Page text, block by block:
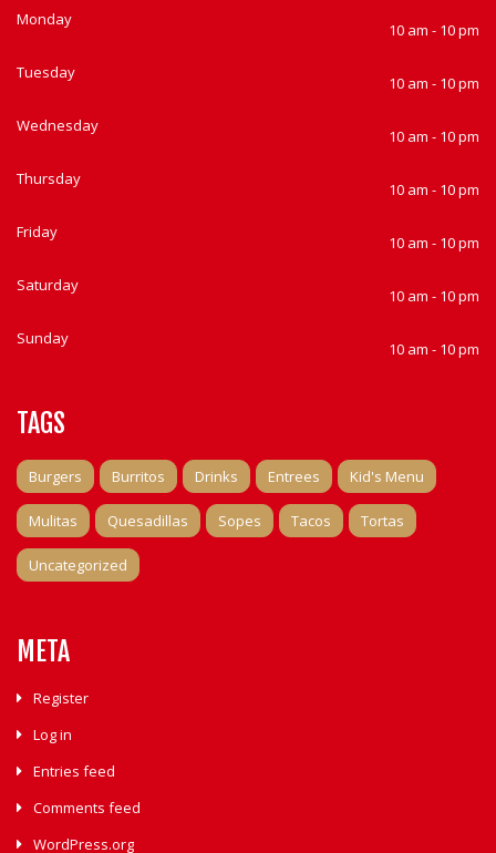
Monday
10 am - 10 pm
Tuesday
10 am - 10 pm
Wednesday
10 am - 10 pm
Thursday
10 am - 10 pm
Friday
10 am - 10 pm
Saturday
10 am - 10 pm
Sunday
10 am - 10 pm
TAGS
Burgers Burritos Drinks Entrees Kid's Menu
Mulitas Quesadillas Sopes Tacos Tortas
Uncategorized
META
Register
Log in
Entries feed
Comments feed
WordPress.org